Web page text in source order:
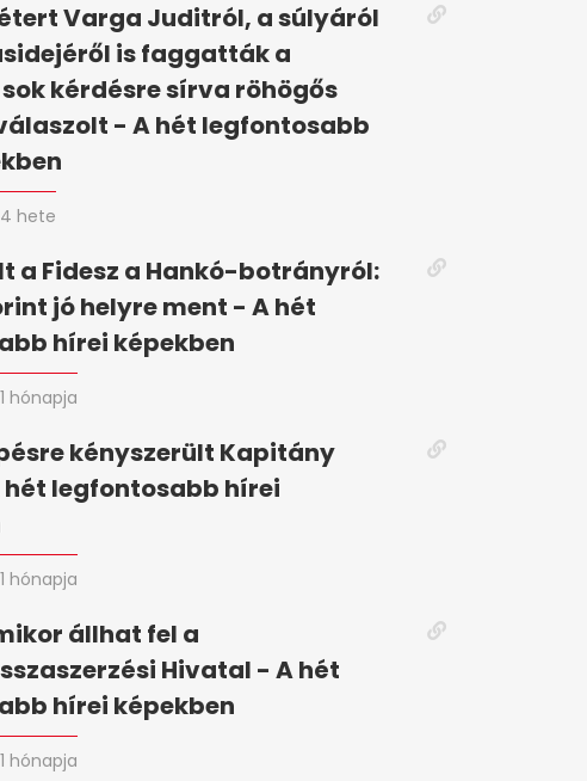
Varga Juditról, a súlyáról
is faggatták a
kérdésre sírva röhögős
- A hét legfontosabb
4 hete
a Fidesz a Hankó-botrányról:
jó helyre ment - A hét
hírei képekben
1 hónapja
kényszerült Kapitány
legfontosabb hírei
1 hónapja
állhat fel a
Hivatal - A hét
hírei képekben
1 hónapja